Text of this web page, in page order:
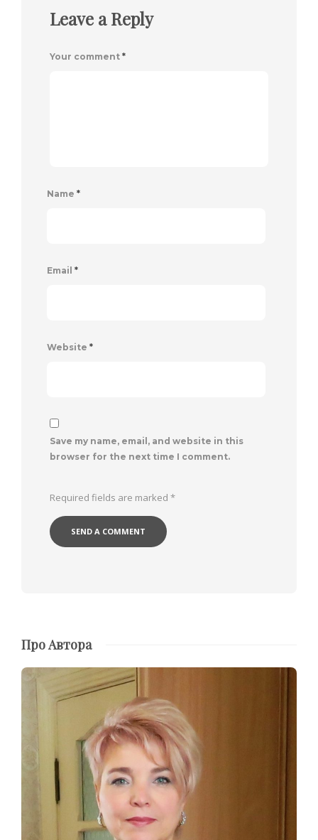
Leave a Reply
Your comment *
Name *
Email *
Website *
Save my name, email, and website in this
browser for the next time I comment.
Required fields are marked *
Про Автора